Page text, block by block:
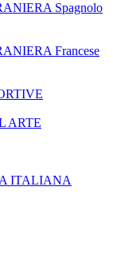
Spagnolo
Francese
ARTE
ITALIANA